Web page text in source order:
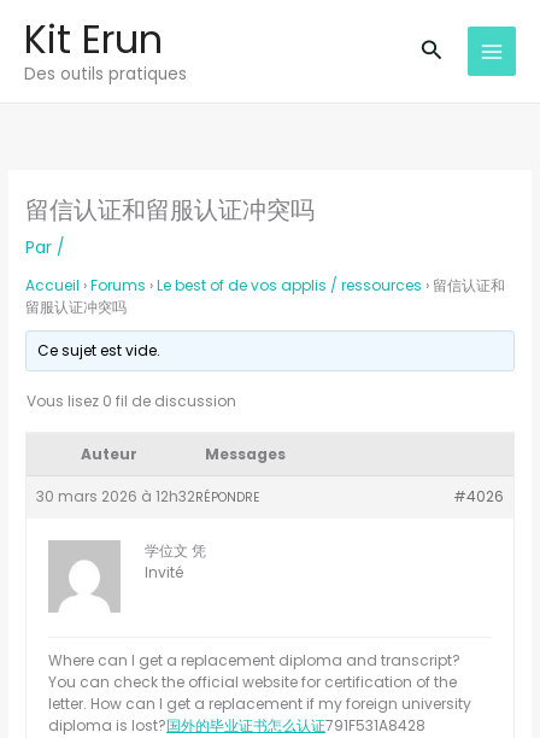
contenu
Kit Erun
Des outils pratiques
留信认证和留服认证冲突吗
Par /
Accueil ›Forums ›Le best of de vos applis / ressources › 留信认证和
留服认证冲突吗
Ce sujet est vide.
Vous lisez 0 fil de discussion
Auteur Messages
30 mars 2026 à 12h32 #4026
RÉPONDRE
学位文 凭
Invité
Where can I get a replacement diploma and transcript?
You can check the official website for certification of the
letter. How can I get a replacement if my foreign university
diploma is lost?国外的毕业证书怎么认证791F531A8428